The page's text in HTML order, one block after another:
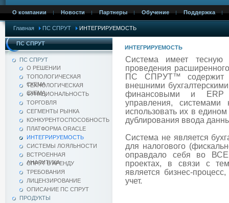
О компании Новости Партнеры Обучение Поддержка
Главная ПС СПРУТ ИНТЕГРИРУЕМОСТЬ
ПС СПРУТ
ПС СПРУТ
О РЕШЕНИИ
ТОПОЛОГИЧЕСКАЯ
СХЕМА
ТЕХНОЛОГИЧЕСКАЯ
СХЕМА
ФУНКЦИОНАЛЬНОСТЬ
ТОРГОВЛЯ
СЕГМЕНТЫ РЫНКА
КОНКУРЕНТОСПОСОБНОСТЬ
ПЛАТФОРМА ORACLE
ИНТЕГРИРУЕМОСТЬ
СИСТЕМЫ ЛОЯЛЬНОСТИ
ВСТРОЕННАЯ
АНАЛИТИКА
СПРУТ В АРЕНДУ
ТРЕБОВАНИЯ
ЛИЦЕНЗИРОВАНИЕ
ОПИСАНИЕ ПС СПРУТ
ПРОДУКТЫ
ИНТЕГРИРУЕМОСТЬ
Система имеет
проведения
ПС СПРУТ™ содержит
внешними
финансовыми и ERP
управления, системами
использовать их в
дублирования ввода
Система не является
для налогового
оправдало себя во
проектах, в связи с
является бизнес-
учет.